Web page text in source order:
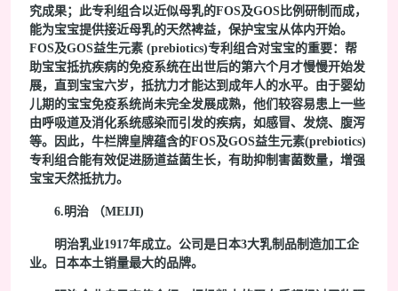
究成果；此专利组合以近似母乳的FOS及GOS比例研制而成，
能为宝宝提供接近母乳的天然裨益，保护宝宝从体内开始。
FOS及GOS益生元素 (prebiotics)专利组合对宝宝的重要：帮
助宝宝抵抗疾病的免疫系统在出世后的第六个月才慢慢开始发
展，直到宝宝六岁，抵抗力才能达到成年人的水平。由于婴幼
儿期的宝宝免疫系统尚未完全发展成熟，他们较容易患上一些
由呼吸道及消化系统感染而引发的疾病，如感冒、发烧、腹泻
等。因此，牛栏牌皇牌蕴含的FOS及GOS益生元素(prebiotics)
专利组合能有效促进肠道益菌生长，有助抑制害菌数量，增强
宝宝天然抵抗力。
6.明治 （MEIJI)
明治乳业1917年成立。公司是日本3大乳制品制造加工企
业。日本本土销量最大的品牌。